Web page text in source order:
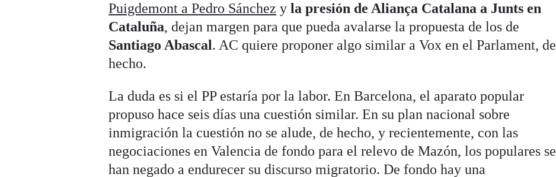
Puigdemont a Pedro Sánchez yla presión de Aliança Catalana a Junts en
Cataluña, dejan margen para que pueda avalarse la propuesta de los de
Santiago Abascal . AC quiere proponer algo similar a Vox en el Parlament, de
hecho.
La duda es si el PP estaría por la labor. En Barcelona, el aparato popular
propuso hace seis días una cuestión similar. En su plan nacional sobre
inmigración la cuestión no se alude, de hecho, y recientemente, con las
negociaciones en Valencia de fondo para el relevo de Mazón, los populares se
han negado a endurecer su discurso migratorio. De fondo hay una